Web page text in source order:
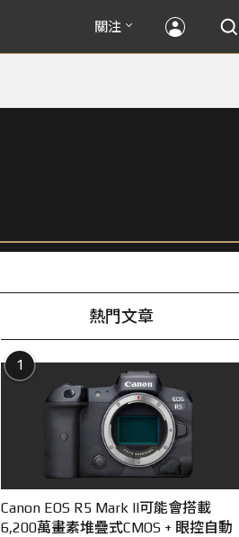
關注
熱門文章
1
Canon EOS R5 Mark II可能會搭載
6,200萬畫素堆疊式CMOS + 眼控自動